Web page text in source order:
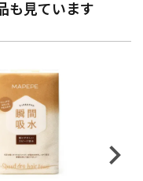
も見ています